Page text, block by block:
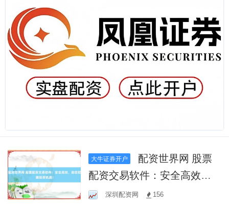
大牛证券开户
配资交易软件：安全高效，
助您把握投资机遇！
深圳配资网 156